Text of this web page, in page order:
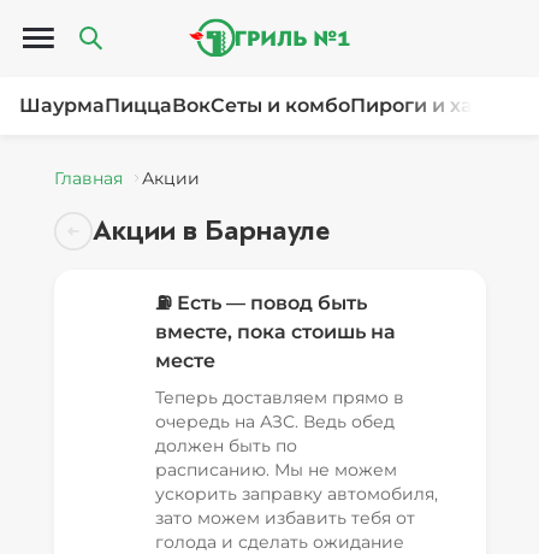
Открыть меню
ШаурмаПиццаВокСеты и комбоПироги и
Главная Акции
Акции в Барнауле
⛽ Есть — повод быть
вместе, пока стоишь на
месте
Теперь доставляем прямо в
очередь на АЗС. Ведь обед
должен быть по
расписанию. Мы не можем
ускорить заправку автомобиля,
зато можем избавить тебя от
голода и сделать ожидание